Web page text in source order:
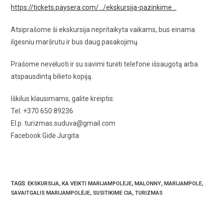
https://tickets.paysera.com/…/ekskursija-pazinkime…
Atsiprašome ši ekskursija nepritaikyta vaikams, bus einama
ilgesniu maršrutu ir bus daug pasakojimų.
Prašome nevėluoti ir su savimi turėti telefone išsaugotą arba
atspausdintą bilieto kopiją.
Iškilus klausimams, galite kreiptis:
Tel. +370 650 89236
El.p. turizmas.suduva@gmail.com
Facebook Gidė Jurgita
TAGS: EKSKURSIJA, KA VEIKTI MARIJAMPOLEJE, MALONNY, MARIJAMPOLE,
SAVAITGALIS MARIJAMPOLĖJE, SUSITIKIME CIA, TURIZMAS